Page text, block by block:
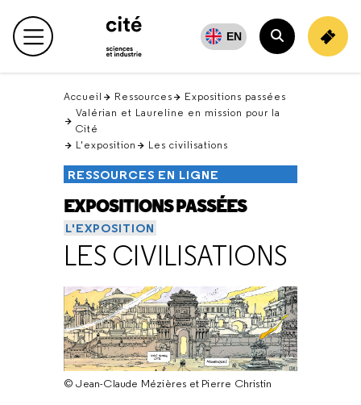
en
haut Menu principal EN
Rechercher
Accueil Ressources
Expositions passées
Valérian et Laureline en mission pour la
Cité
L'exposition
Les civilisations
RESSOURCES EN LIGNE
EXPOSITIONS PASSÉES
L'EXPOSITION
LES CIVILISATIONS
© Jean-Claude Mézières et Pierre Christin